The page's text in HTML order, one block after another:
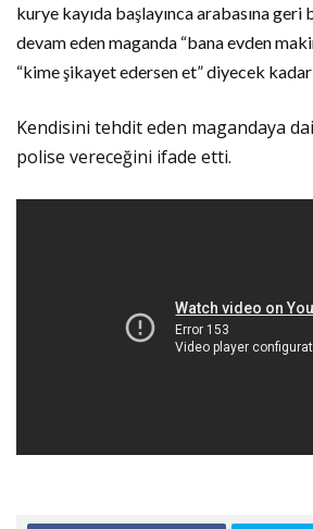
kurye kayıda başlayınca arabasına
devam eden maganda “bana evden
“kime şikayet edersen et” diyecek kadar
Kendisini tehdit eden magandaya
polise vereceğini ifade etti.